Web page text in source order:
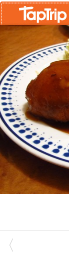
〈